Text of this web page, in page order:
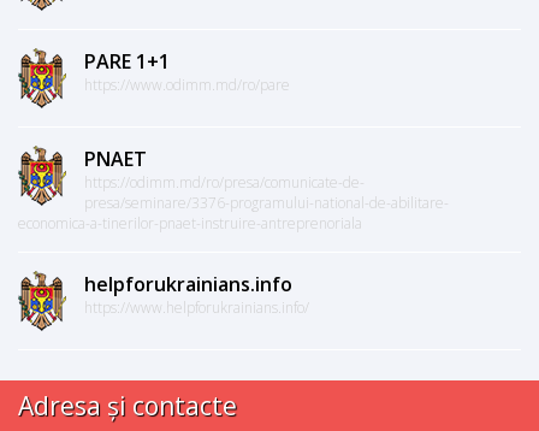
PARE 1+1
https://www.odimm.md/ro/pare
PNAET
https://odimm.md/ro/presa/comunicate-de-
presa/seminare/3376-programului-national-de-abilitare-
economica-a-tinerilor-pnaet-instruire-antreprenoriala
helpforukrainians.info
https://www.helpforukrainians.info/
Adresa și contacte